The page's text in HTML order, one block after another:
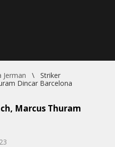
Jerman \
Striker
Dincar Barcelona
Marcus Thuram